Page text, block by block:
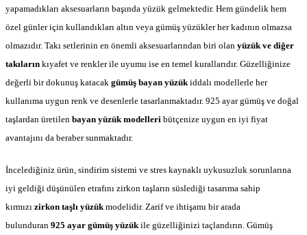
yapamadıkları aksesuarların başında yüzük gelmektedir. Hem gündelik hem
özel günler için kullandıkları altın veya gümüş yüzükler her kadının olmazsa
olmazıdır. Takı setlerinin en önemli aksesuarlarından biri olan yüzük ve diğer
takıların kıyafet ve renkler ile uyumu ise en temel kurallarıdır. Güzelliğinize
değerli bir dokunuş katacak gümüş bayan yüzükiddalı modellerle her
kullanıma uygun renk ve desenlerle tasarlanmaktadır. 925 ayar gümüş ve doğal
taşlardan üretilen bayan yüzük modelleri bütçenize uygun en iyi fiyat
avantajını da beraber sunmaktadır.
İncelediğiniz ürün, sindirim sistemi ve stres kaynaklı uykusuzluk sorunlarına
iyi geldiği düşünülen etrafını zirkon taşların süslediği tasarıma sahip
kırmızı zirkon taşlı yüzükmodelidir. Zarif ve ihtişamı bir arada
bulunduran 925 ayar gümüş yüzük ile güzelliğinizi taçlandırın. Gümüş